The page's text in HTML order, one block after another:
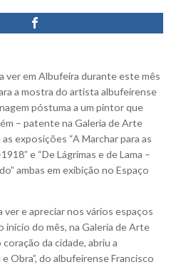
ver em Albufeira durante este mês
a mostra do artista albufeirense
póstuma a um pintor que
– patente na Galeria de Arte
exposições “A Marchar para as
e “De Lágrimas e de Lama –
ambas em exibição no Espaço
e apreciar nos vários espaços
do mês, na Galeria de Arte
da cidade, abriu a
Obra”, do albufeirense Francisco